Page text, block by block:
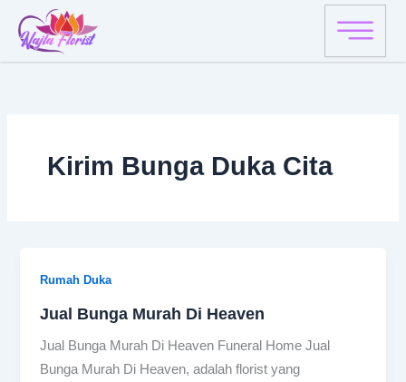
Kirim Bunga Duka Cita
Rumah Duka
Jual Bunga Murah Di Heaven
Jual Bunga Murah Di Heaven Funeral Home Jual
Bunga Murah Di Heaven, adalah florist yang